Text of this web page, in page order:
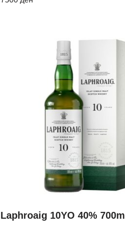
Laphroaig 10YO 40% 700ml